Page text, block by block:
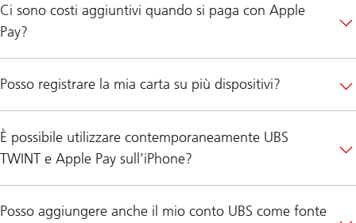
Ci sono costi aggiuntivi quando si paga con Apple
Pay?
Posso registrare la mia carta su più dispositivi?
È possibile utilizzare contemporaneamente UBS
TWINT e Apple Pay sull’iPhone?
Posso aggiungere anche il mio conto UBS come fonte